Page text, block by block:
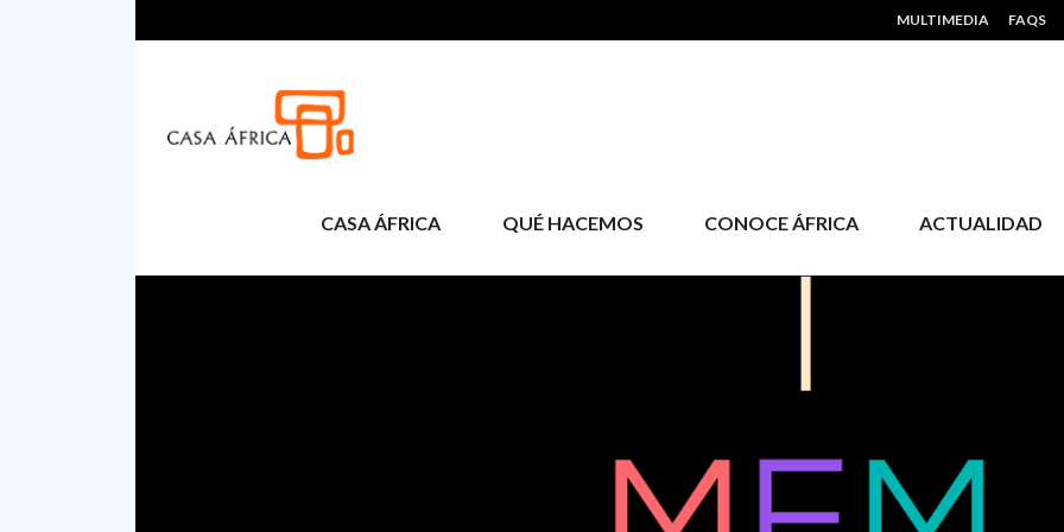
HEADER MENU
MULTIMEDIA FAQS
CASA ÁFRICA QUÉ HACEMOS CONOCE ÁFRICA ACTUALIDAD